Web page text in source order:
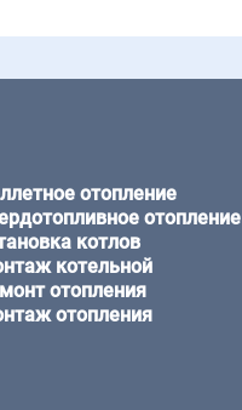
отопление
отопление
котлов
котельной
отопления
отопления